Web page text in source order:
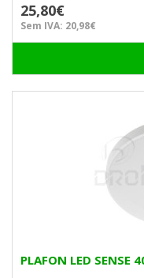
25,80€
Sem IVA: 20,98€
PLAFON LED SENSE